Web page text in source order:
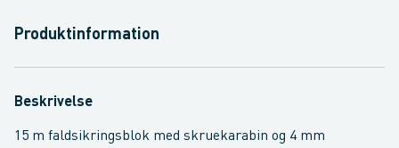
Produktinformation
Beskrivelse
15 m faldsikringsblok med skruekarabin og 4 mm